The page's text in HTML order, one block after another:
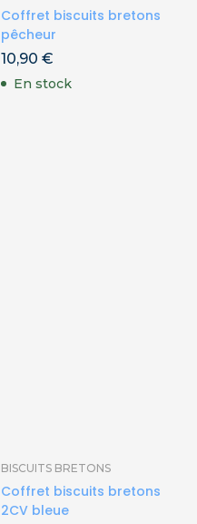
Coffret biscuits bretons
pêcheur
10,90 €
En stock
BISCUITS BRETONS
Coffret biscuits bretons
2CV bleue